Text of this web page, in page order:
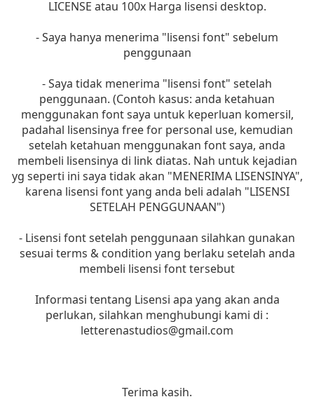
LICENSE atau 100x Harga lisensi desktop.
- Saya hanya menerima "lisensi font" sebelum
penggunaan
- Saya tidak menerima "lisensi font" setelah
penggunaan. (Contoh kasus: anda ketahuan
menggunakan font saya untuk keperluan komersil,
padahal lisensinya free for personal use, kemudian
setelah ketahuan menggunakan font saya, anda
membeli lisensinya di link diatas. Nah untuk kejadian
yg seperti ini saya tidak akan "MENERIMA LISENSINYA",
karena lisensi font yang anda beli adalah "LISENSI
SETELAH PENGGUNAAN")
- Lisensi font setelah penggunaan silahkan gunakan
sesuai terms & condition yang berlaku setelah anda
membeli lisensi font tersebut
Informasi tentang Lisensi apa yang akan anda
perlukan, silahkan menghubungi kami di :
letterenastudios@gmail.com
Terima kasih.